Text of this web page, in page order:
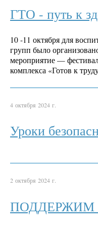
ГТО - путь к
10 -11 октября для
групп было
мероприятие —
комплекса «Готов к
4 октября 2024 г.
Уроки
2 октября 2024 г.
ПОДДЕРЖИМ